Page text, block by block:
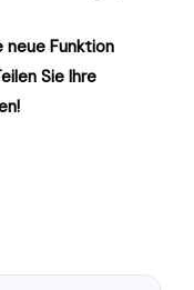
neue Funktion
Sie Ihre